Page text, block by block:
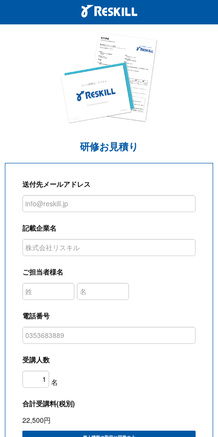
研修お見積り
送付先メールアドレス
記載企業名
ご担当者様名
電話番号
受講人数
名
合計受講料(税別)
22,500円